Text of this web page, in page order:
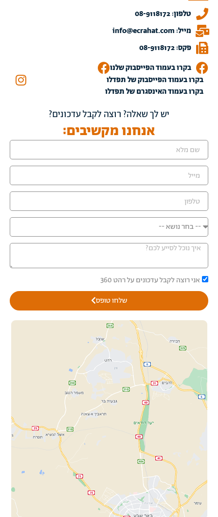
טלפון: 08-9118172
מייל: info@ecrahat.com
פקס: 08-9118172
בקרו בעמוד הפייסבוק שלנו
בקרו בעמוד הפייסבוק של תפדלו
בקרו בעמוד האינסגרם של תפדלו
יש לך שאלה? רוצה לקבל עדכונים?
אנחנו מקשיבים:
אני רוצה לקבל עדכונים על רהט 360
שלחו טופס